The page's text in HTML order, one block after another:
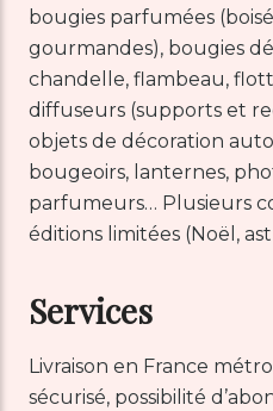
bougies parfumées
gourmandes), bougies
chandelle, flambeau,
diffuseurs (supports et
objets de décoration
bougeoirs, lanternes,
parfumeurs… Plusieurs
éditions limitées (Noël,
Services
Livraison en France
sécurisé, possibilité